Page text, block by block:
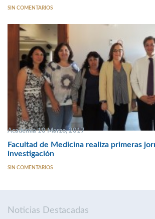
SIN COMENTARIOS
Academia 10 Marzo, 2017
Facultad de Medicina realiza primeras
investigación
SIN COMENTARIOS
Noticias Destacadas